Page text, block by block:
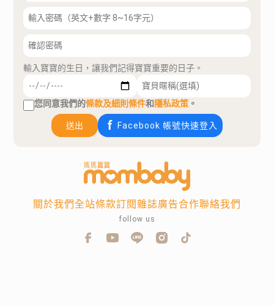
輸入寶寶的生日，讓我們記得寶寶重要的日子。
您同意我們的條款及細則條件和隱私政策 。
送出 Facebook 帳號快速登入
關於我們全站條款訂閱雜誌廣告合作聯絡我們
follow us